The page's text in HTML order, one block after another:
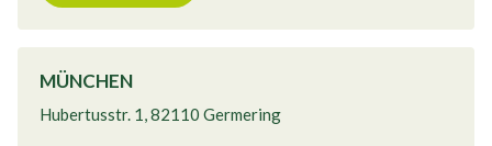
MÜNCHEN
Hubertusstr. 1, 82110 Germering